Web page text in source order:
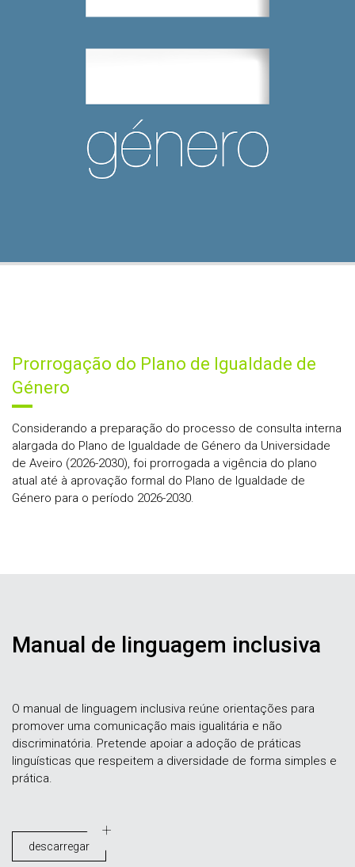
Prorrogação do Plano de Igualdade de
Género
Considerando a preparação do processo de consulta interna
alargada do Plano de Igualdade de Género da Universidade
de Aveiro (2026-2030), foi prorrogada a vigência do plano
atual até à aprovação formal do Plano de Igualdade de
Género para o período 2026-2030.
Manual de linguagem inclusiva
O manual de linguagem inclusiva reúne orientações para
promover uma comunicação mais igualitária e não
discriminatória. Pretende apoiar a adoção de práticas
linguísticas que respeitem a diversidade de forma simples e
prática.
descarregar